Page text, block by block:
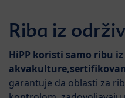
Riba iz
HiPP koristi samo ribu
garantuje da oblasti za